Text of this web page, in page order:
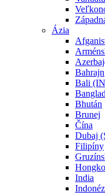
Ázia
Bahrajn
Bali
Bhután
Brunej
Čína
Dubaj
Filipíny
India